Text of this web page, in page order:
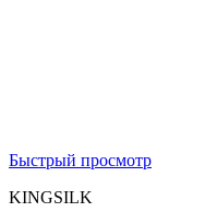
Быстрый просмотр
KINGSILK